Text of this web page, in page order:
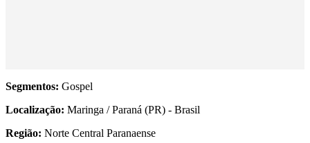
Segmentos: Gospel
Localização: Maringa / Paraná (PR) - Brasil
Região: Norte Central Paranaense